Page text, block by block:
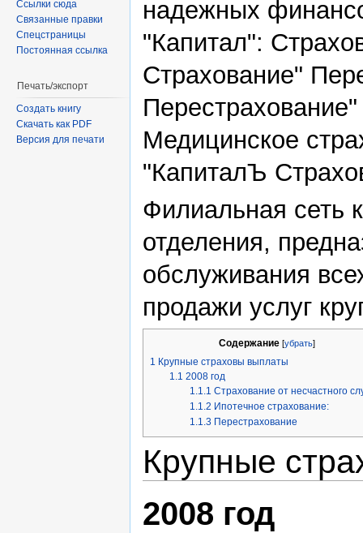
надежных
"Капитал":
Страхование"
Медицинское
"КапиталЪ
Филиальная сеть
отделения,
обслуживания
продажи услуг
Содержание [убрать]
1 Крупные страховы выплаты
1.1 2008 год
1.1.1 Страхование от несчастного
1.1.2 Ипотечное страхование:
1.1.3 Перестрахование
Крупные
2008 год
Ссылки сюда
Связанные правки
Спецстраницы
Постоянная ссылка
Печать/экспорт
Создать книгу
Скачать как PDF
Версия для печати